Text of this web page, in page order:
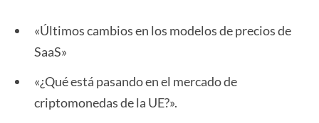
«Últimos cambios en los modelos de precios de
SaaS»
«¿Qué está pasando en el mercado de
criptomonedas de la UE?».